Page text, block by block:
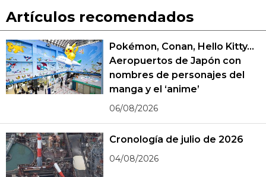
Artículos recomendados
Pokémon, Conan, Hello Kitty...
Aeropuertos de Japón con
nombres de personajes del
manga y el ‘anime’
06/08/2026
Cronología de julio de 2026
04/08/2026